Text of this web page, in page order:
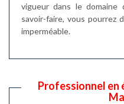
vigueur dans le
savoir-faire, vous pourrez
imperméable.
Professionnel en